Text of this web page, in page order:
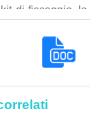
kit di fissaggio,
in
di carico
ogni altra